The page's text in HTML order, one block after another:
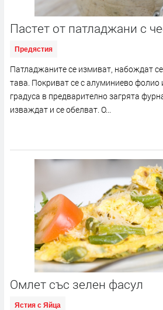
Пастет от патладжани с
Предястия
Патладжаните се измиват, набождат
тава. Покриват се с алуминиево фолио
градуса в предварително загрята
изваждат и се обелват. О...
Омлет със зелен фасул
Ястия с Яйца